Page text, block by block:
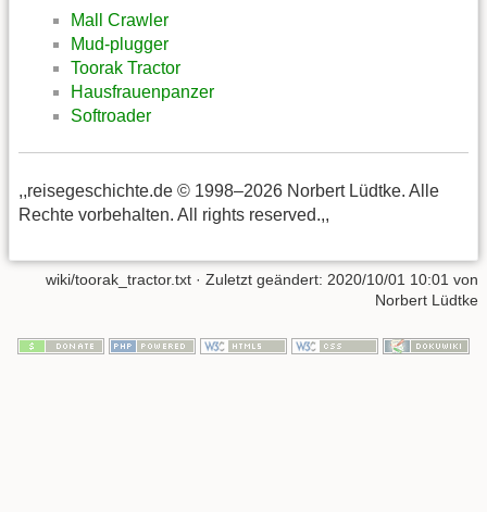
Mall Crawler
Mud-plugger
Toorak Tractor
Hausfrauenpanzer
Softroader
,,reisegeschichte.de © 1998–2026 Norbert Lüdtke. Alle
Rechte vorbehalten. All rights reserved.,,
wiki/toorak_tractor.txt · Zuletzt geändert: 2020/10/01 10:01 von
Norbert Lüdtke